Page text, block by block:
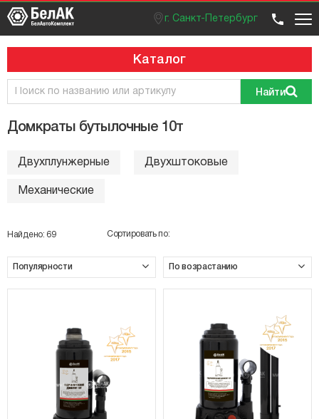
г. Санкт-Петербург
Розничный отдел
Вход / регистрация
Каталог
Найти
Домкраты бутылочные 10т
Двухплунжерные Двухштоковые
Механические
Найдено: 69 Сортировать по: